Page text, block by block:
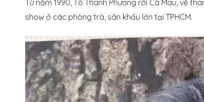
Từ năm 1990, Tô Thanh Phương rời Cà Mau, về
show ở các phòng trà, sân khấu lớn tại TPHCM.